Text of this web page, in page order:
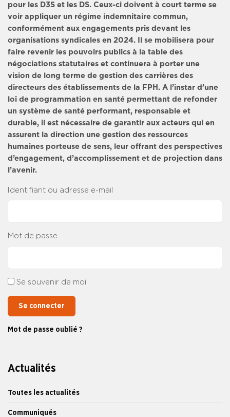
Actualités
Toutes les actualités
Communiqués
pour les D3S et les DS. Ceux-ci doivent à court terme se
voir appliquer un régime indemnitaire commun,
conformément aux engagements pris devant les
organisations syndicales en 2024. Il se mobilisera pour
faire revenir les pouvoirs publics à la table des
négociations statutaires et continuera à porter une
vision de long terme de gestion des carrières des
directeurs des établissements de la FPH. A l’instar d’une
loi de programmation en santé permettant de refonder
un système de santé performant, responsable et
durable, il est nécessaire de garantir aux acteurs qui en
assurent la direction une gestion des ressources
humaines porteuse de sens, leur offrant des perspectives
d’engagement, d’accomplissement et de projection dans
l’avenir.
Identifiant ou adresse e-mail
Mot de passe
Se souvenir de moi
Se connecter
Mot de passe oublié ?